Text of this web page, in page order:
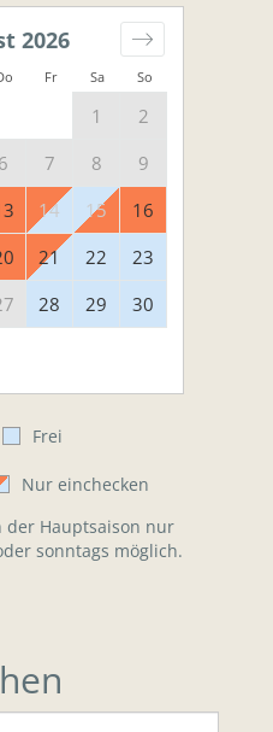
Fr Sa So
2026
1
2
6 7 8
9
14 15
16
21 22
23
28 29
30
Frei
Nur einchecken
der Hauptsaison nur
sonntags möglich.